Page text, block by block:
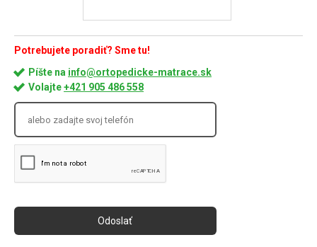
Potrebujete poradiť? Sme tu!
Píšte na info@ortopedicke-matrace.sk
Volajte+421 905 486 558